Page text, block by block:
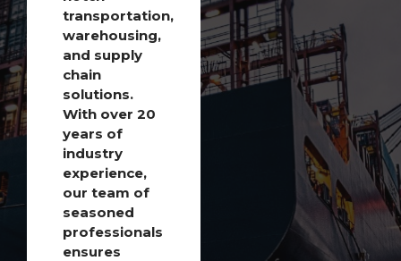
transportation,
warehousing,
and supply
chain
solutions.
With over 20
years of
industry
experience,
our team of
seasoned
professionals
ensures